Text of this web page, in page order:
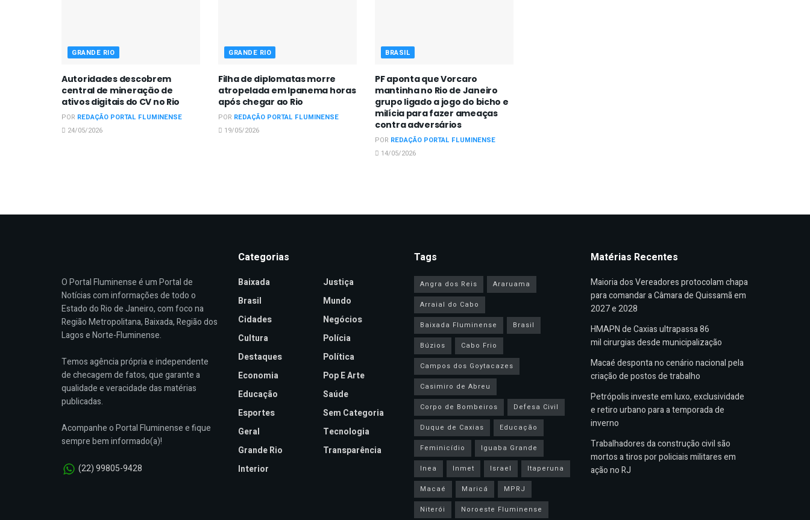
GRANDE RIO
Autoridades descobrem
central de mineração de
ativos digitais do CV no Rio
POR REDAÇÃO PORTAL FLUMINENSE
24/05/2026
GRANDE RIO
Filha de diplomatas morre
atropelada em Ipanema horas
após chegar ao Rio
POR REDAÇÃO PORTAL FLUMINENSE
19/05/2026
BRASIL
PF aponta que Vorcaro
mantinha no Rio de Janeiro
grupo ligado a jogo do bicho e
milícia para fazer ameaças
contra adversários
POR REDAÇÃO PORTAL FLUMINENSE
14/05/2026
O Portal Fluminense é um Portal de
Notícias com informações de todo o
Estado do Rio de Janeiro, com foco na
Região Metropolitana, Baixada, Região dos
Lagos e Norte-Fluminense.
Temos agência própria e independente
de checagem de fatos, que garante a
qualidade e veracidade das matérias
publicadas.
Acompanhe o Portal Fluminense e fique
sempre bem informado(a)!
(22) 99805-9428
Categorias
Baixada
Brasil
Cidades
Cultura
Destaques
Economia
Educação
Esportes
Geral
Grande Rio
Interior
Justiça
Mundo
Negócios
Polícia
Política
Pop E Arte
Saúde
Sem Categoria
Tecnologia
Transparência
Tags
Angra dos Reis
Araruama
Arraial do Cabo
Baixada Fluminense
Brasil
Búzios
Cabo Frio
Campos dos Goytacazes
Casimiro de Abreu
Corpo de Bombeiros
Defesa Civil
Duque de Caxias
Educação
Feminicídio
Iguaba Grande
Inea
Inmet Israel
Itaperuna
Macaé
Maricá
MPRJ
Niterói
Noroeste Fluminense
Matérias Recentes
Maioria dos Vereadores protocolam chapa
para comandar a Câmara de Quissamã em
2027 e 2028
HMAPN de Caxias ultrapassa 86
mil cirurgias desde municipalização
Macaé desponta no cenário nacional pela
criação de postos de trabalho
Petrópolis investe em luxo, exclusividade
e retiro urbano para a temporada de
inverno
Trabalhadores da construção civil são
mortos a tiros por policiais militares em
ação no RJ